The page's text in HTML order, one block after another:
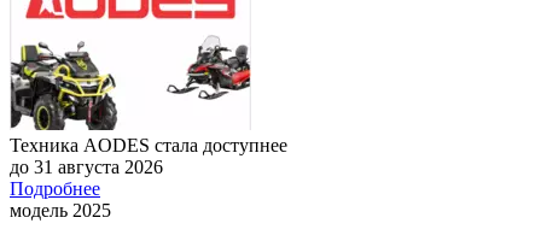
Техника AODES стала доступнее
до 31 августа 2026
Подробнее
модель 2025